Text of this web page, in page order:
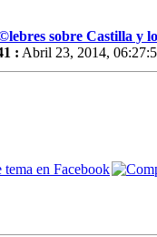
sobre Castilla y
: Abril 23, 2014,